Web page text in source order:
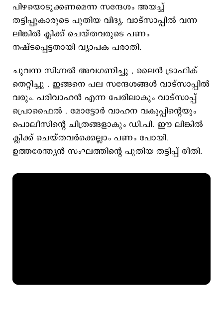
പിഴയൊടുക്കണമെന്ന സന്ദേശം അയച്ച്
തട്ടിപ്പുകാരുടെ പുതിയ വിദ്യ. വാട്സാപ്പിൽ വന്ന
ലിങ്കിൽ ക്ലിക്ക് ചെയ്തവരുടെ പണം
നഷ്ടപ്പെട്ടതായി വ്യാപക പരാതി.
ചുവന്ന സിഗ്നൽ അവഗണിച്ചു , ലൈൻ ട്രാഫിക്
തെറ്റിച്ചു . ഇങ്ങനെ പല സന്ദേശങ്ങൾ വാട്സാപ്പിൽ
വരും. പരിവാഹൻ എന്ന പേരിലാകും വാട്സാപ്പ്
പ്രൊഫൈൽ . മോട്ടോർ വാഹന വകുപ്പിന്‍റെയും
പൊലീസിന്‍റെ ചിത്രങ്ങളാകും ഡി.പി. ഈ ലിങ്കിൽ
ക്ലിക്ക് ചെയ്തവർക്കെല്ലാം പണം പോയി.
ഉത്തരേന്ത്യൻ സംഘത്തിന്‍റെ പുതിയ തട്ടിപ്പ് രീതി.